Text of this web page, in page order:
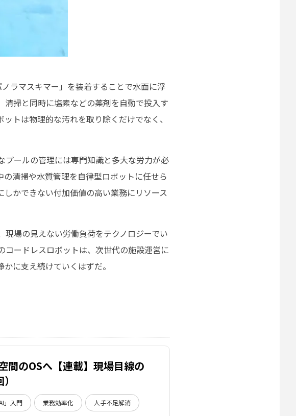
ラマスキマー」を装着することで水面に浮
掃と同時に塩素などの薬剤を自動で投入す
トは物理的な汚れを取り除くだけでなく、
ールの管理には専門知識と多大な労力が必
清掃や水質管理を自律型ロボットに任せら
かできない付加価値の高い業務にリソース
場の見えない労働負荷をテクノロジーでい
ードレスロボットは、次世代の施設運営に
に支え続けていくはずだ。
間のOSへ【連載】現場目線の
」入門 業務効率化 人手不足解消